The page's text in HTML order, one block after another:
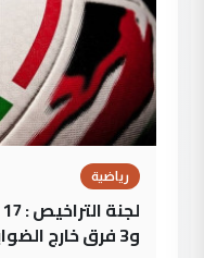
رياضية
و3 فرق خارج الضوابط